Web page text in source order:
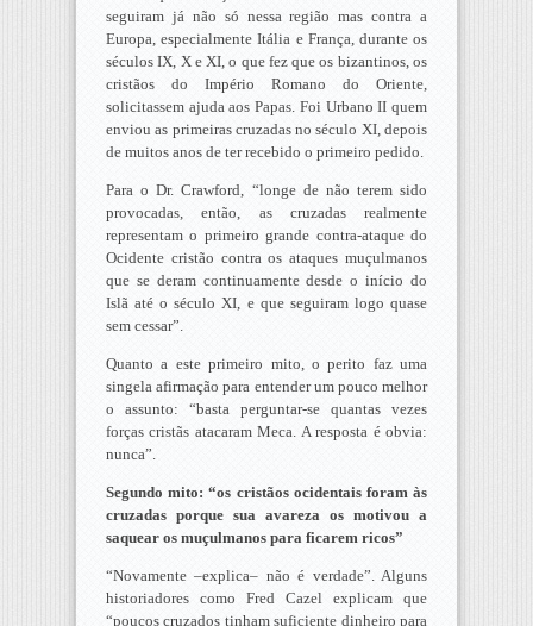
seguiram já não só nessa região mas contra a
Europa, especialmente Itália e França, durante os
séculos IX, X e XI, o que fez que os bizantinos, os
cristãos do Império Romano do Oriente,
solicitassem ajuda aos Papas. Foi Urbano II quem
enviou as primeiras cruzadas no século XI, depois
de muitos anos de ter recebido o primeiro pedido.
Para o Dr. Crawford, “longe de não terem sido
provocadas, então, as cruzadas realmente
representam o primeiro grande contra-ataque do
Ocidente cristão contra os ataques muçulmanos
que se deram continuamente desde o início do
Islã até o século XI, e que seguiram logo quase
sem cessar”.
Quanto a este primeiro mito, o perito faz uma
singela afirmação para entender um pouco melhor
o assunto: “basta perguntar-se quantas vezes
forças cristãs atacaram Meca. A resposta é obvia:
nunca”.
Segundo mito: “os cristãos ocidentais foram às
cruzadas porque sua avareza os motivou a
saquear os muçulmanos para ficarem ricos”
“Novamente –explica– não é verdade”. Alguns
historiadores como Fred Cazel explicam que
“poucos cruzados tinham suficiente dinheiro para